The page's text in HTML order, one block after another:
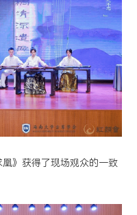
》获得了现场观众的一致